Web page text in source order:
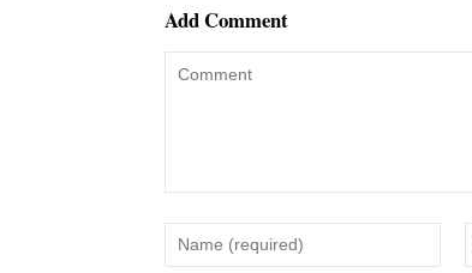
Add Comment